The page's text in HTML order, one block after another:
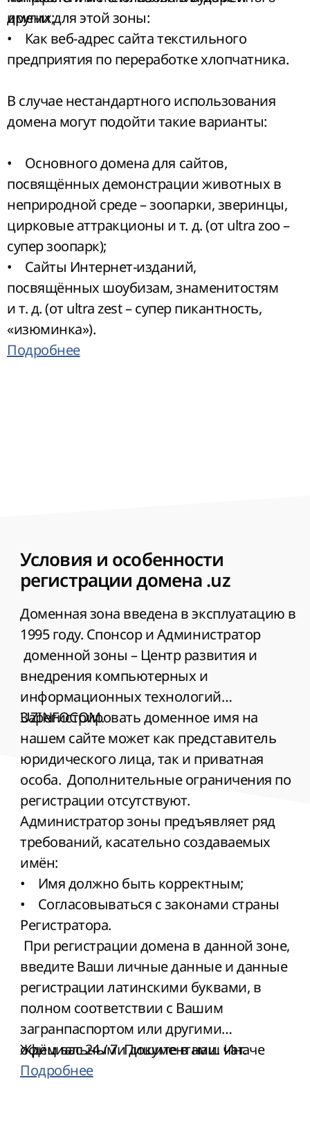
имени для этой зоны:
других;
• Как веб-адрес сайта текстильного
предприятия по переработке хлопчатника.
В случае нестандартного использования
домена могут подойти такие варианты:
• Основного домена для сайтов,
посвящённых демонстрации животных в
неприродной среде – зоопарки, зверинцы,
цирковые аттракционы и т. д. (от ultra zoo –
супер зоопарк);
• Сайты Интернет-изданий,
посвящённых шоубизам, знаменитостям
и т. д. (от ultra zest – супер пикантность,
«изюминка»).
Подробнее
Условия и особенности
регистрации домена .uz
Доменная зона введена в эксплуатацию в
1995 году. Спонсор и Администратор
доменной зоны – Центр развития и
внедрения компьютерных и
информационных технологий
UZINFOCOM.
Зарегистрировать доменное имя на
нашем сайте может как представитель
юридического лица, так и приватная
особа. Дополнительные ограничения по
регистрации отсутствуют.
Администратор зоны предъявляет ряд
требований, касательно создаваемых
имён:
• Имя должно быть корректным;
• Согласовываться с законами страны
Регистратора.
При регистрации домена в данной зоне,
введите Ваши личные данные и данные
регистрации латинскими буквами, в
полном соответствии с Вашим
загранпаспортом или другими
официальными документами. Иначе
могут возникнуть дополнительные
Ждём вас 24 / 7. Пишите в наш чат.
Подробнее